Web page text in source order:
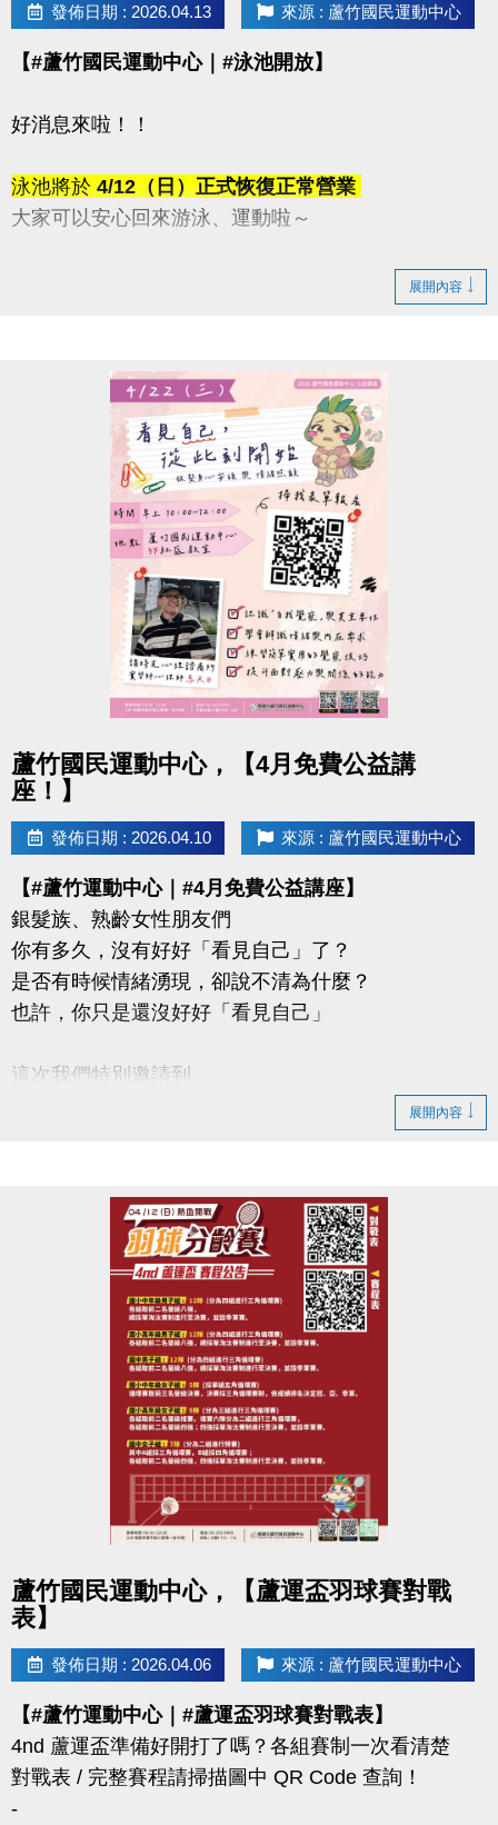
發佈日期 : 2026.04.13 來源 : 蘆竹國民運動中心
【#蘆竹國民運動中心｜#泳池開放】
好消息來啦！！
泳池將於4/12（日）正式恢復正常營業
大家可以安心回來游泳、運動啦～
-洽詢專線：03-2639066 #115、116
-官網 :
https://www.lzsports.com.tw/zh_TW/news/pageID/1/
-FB : 桃園市蘆竹國民運動中心
-IG : @luzhusports
展開內容
蘆竹國民運動中心，【4月免費公益講
座！】
發佈日期 : 2026.04.10 來源 : 蘆竹國民運動中心
【#蘆竹運動中心｜#4月免費公益講座】
銀髮族、熟齡女性朋友們
你有多久，沒有好好「看見自己」了？
是否有時候情緒湧現，卻說不清為什麼？
也許，你只是還沒好好「看見自己」
這次我們特別邀請到
帶你一起：
◎ 認識「自我覺察」的重要性
◎ 學會辨識情緒與內在需求
◎ 練習簡單實用的覺察技巧
◎ 提升面對壓力與關係的能力
◆時間｜4/22 (三) 早上 10:00－12:00
◆地點｜蘆竹國民運動中心 3樓社區教室
◆洽詢專線｜03-2639066 #106
◆公益免費講座・限額30位
◆掃描 QR Code 填表報名，馬上卡位
◆報名連結：https://forms.gle/JoHWjJ3ikHMRFTwcA
展開內容
蘆竹國民運動中心，【蘆運盃羽球賽對戰
表】
發佈日期 : 2026.04.06 來源 : 蘆竹國民運動中心
【#蘆竹運動中心｜#蘆運盃羽球賽對戰表】
4nd 蘆運盃準備好開打了嗎？各組賽制一次看清楚
對戰表 / 完整賽程請掃描圖中 QR Code 查詢！
-